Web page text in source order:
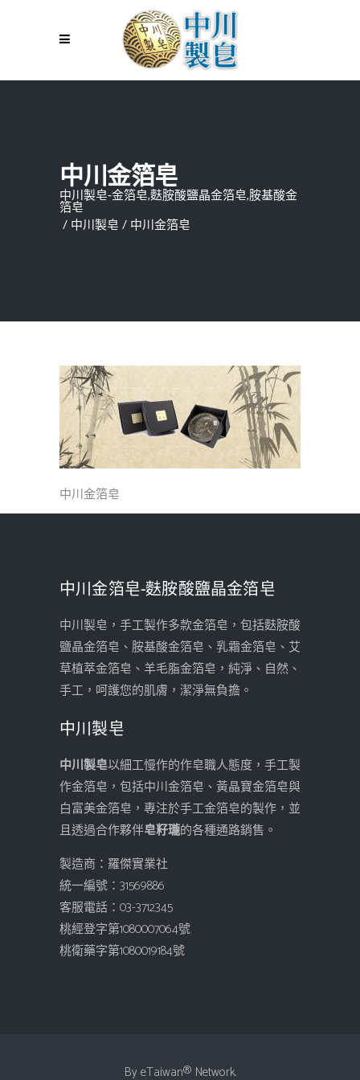
中川金箔皂
中川製皂-金箔皂,麩胺酸鹽晶金箔皂,胺基酸金
箔皂
/ 中川製皂 / 中川金箔皂
中川金箔皂
中川金箔皂-麩胺酸鹽晶金箔皂
中川製皂，手工製作多款金箔皂，包括麩胺酸
鹽晶金箔皂、胺基酸金箔皂、乳霜金箔皂、艾
草植萃金箔皂、羊毛脂金箔皂，純淨、自然、
手工，呵護您的肌膚，潔淨無負擔。
中川製皂
中川製皂以細工慢作的作皂職人態度，手工製
作金箔皂，包括中川金箔皂、黃晶寶金箔皂與
白富美金箔皂，專注於手工金箔皂的製作，並
且透過合作夥伴皂籽瓏的各種通路銷售。
製造商：羅傑實業社
統一編號：31569886
客服電話：03-3712345
桃經登字第1080007064號
桃衛藥字第1080019184號
ByeTaiwan® Network.